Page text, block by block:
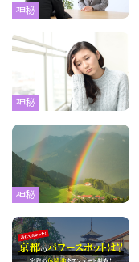
神秘
神秘
神秘